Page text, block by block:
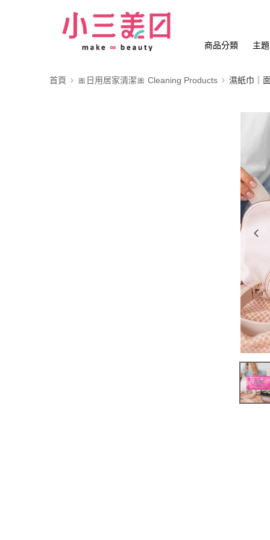
商品分類 主
首頁 🎀日用居家清潔🎀 Cleaning Products 濕紙巾｜